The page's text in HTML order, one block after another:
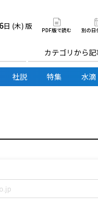
6日 (木) 版 PDF版で読む 別の日
カテゴリから
社説 特集 水滴